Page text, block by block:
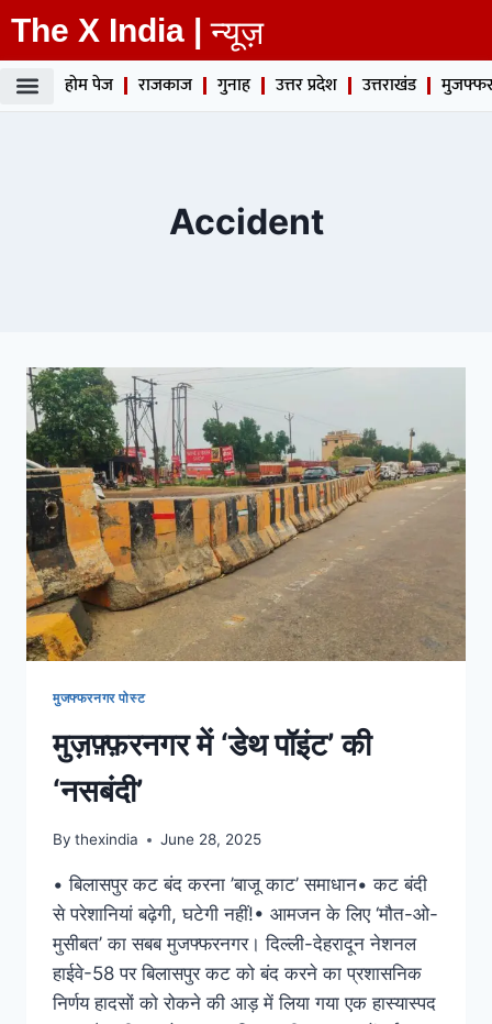
The X India | न्यूज़
होम पेज राजकाज गुनाह उत्तर प्रदेश उत्तराखंड
Accident
मुजफ्फरनगर पोस्ट
मुज़फ़्फ़रनगर में ‘डेथ पॉइंट’ की
‘नसबंदी’
By thexindia June 28, 2025
• बिलासपुर कट बंद करना ’बाजू काट’ समाधान• कट बंदी
से परेशानियां बढ़ेगी, घटेगी नहीं!• आमजन के लिए ‘मौत-ओ-
मुसीबत’ का सबब मुजफ्फरनगर। दिल्ली-देहरादून नेशनल
हाईवे-58 पर बिलासपुर कट को बंद करने का प्रशासनिक
निर्णय हादसों को रोकने की आड़ में लिया गया एक हास्यास्पद